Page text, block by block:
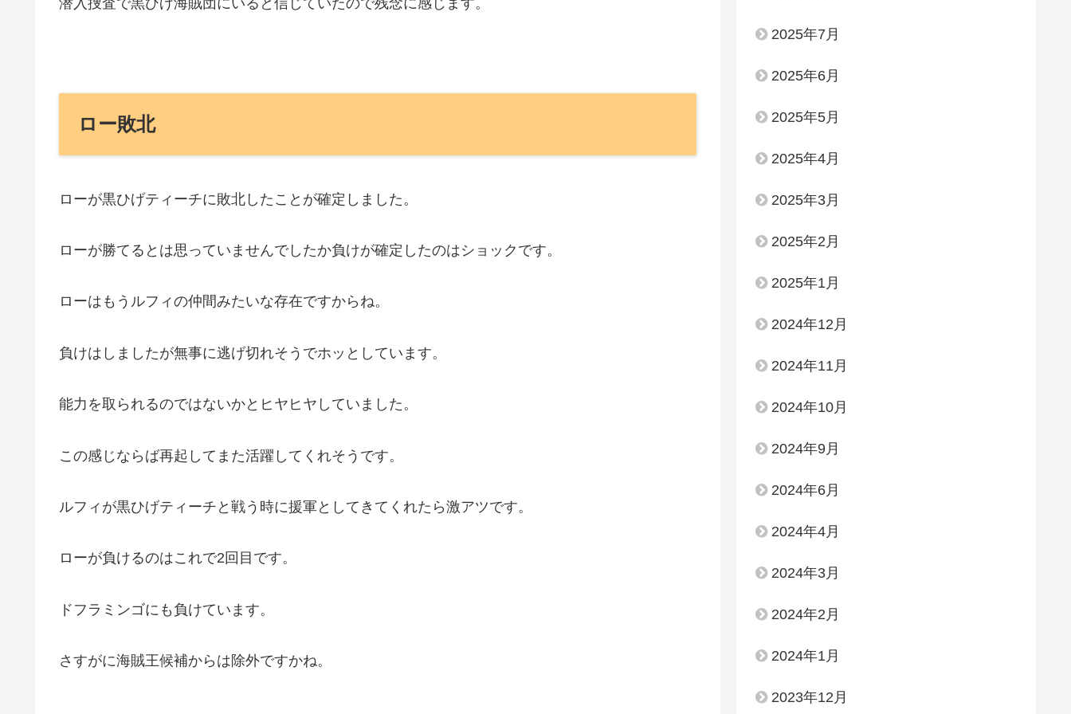
ロー敗北
ローが黒ひげティーチに敗北したことが確定しました。
ローが勝てるとは思っていませんでしたか負けが確定したのはショックです。
ローはもうルフィの仲間みたいな存在ですからね。
負けはしましたが無事に逃げ切れそうでホッとしています。
能力を取られるのではないかとヒヤヒヤしていました。
この感じならば再起してまた活躍してくれそうです。
ルフィが黒ひげティーチと戦う時に援軍としてきてくれたら激アツです。
ローが負けるのはこれで2回目です。
ドフラミンゴにも負けています。
さすがに海賊王候補からは除外ですかね。
2025年7月
2025年6月
2025年5月
2025年4月
2025年3月
2025年2月
2025年1月
2024年12月
2024年11月
2024年10月
2024年9月
2024年6月
2024年4月
2024年3月
2024年2月
2024年1月
2023年12月